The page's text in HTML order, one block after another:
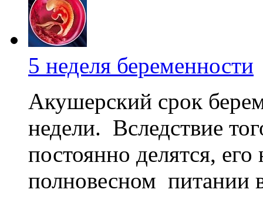
5 неделя беременности
Акушерский срок
недели. Вследствие
постоянно делятся,
полновесном питании